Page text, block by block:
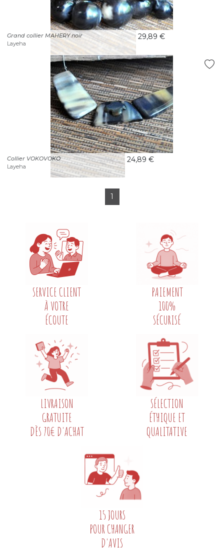
Grand collier MAHERY noir
Layeha
29,89 €
Collier VOKOVOKO
Layeha
24,89 €
1
SERVICE CLIENT
À VOTRE
ÉCOUTE
PAIEMENT
100%
SÉCURISÉ
LIVRAISON
GRATUITE
DÈS 70€ D'ACHAT
SÉLECTION
ÉTHIQUE ET
QUALITATIVE
15 JOURS
POUR CHANGER
D'AVIS